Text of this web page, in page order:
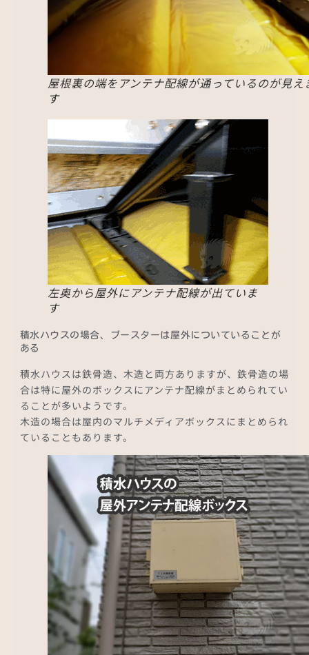
屋根裏の端をアンテナ配線が通っているのが見え
す
左奥から屋外にアンテナ配線が出ていま
す
積水ハウスの場合、ブースターは屋外についていることが
ある
積水ハウスは鉄骨造、木造と両方ありますが、鉄骨造の場
合は特に屋外のボックスにアンテナ配線がまとめられてい
ることが多いようです。
木造の場合は屋内のマルチメディアボックスにまとめられ
ていることもあります。